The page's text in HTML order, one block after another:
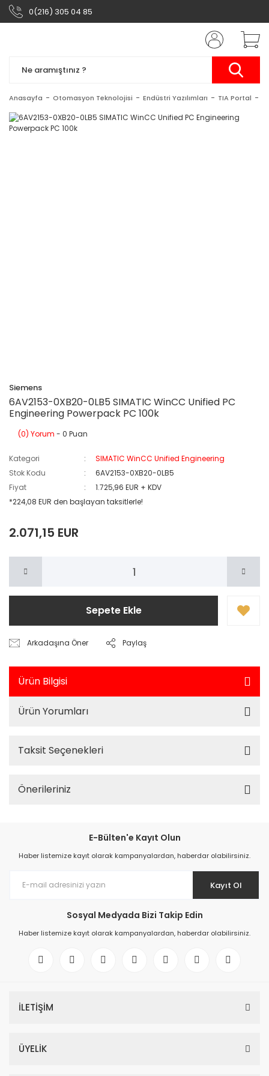
0(216) 305 04 85
Anasayfa Otomasyon Teknolojisi Endüstri Yazılımları TIA Portal
Siemens
6AV2153-0XB20-0LB5 SIMATIC WinCC Unified PC
Engineering Powerpack PC 100k
(0) Yorum - 0 Puan
Kategori
SIMATIC WinCC Unified Engineering
Stok Kodu
6AV2153-0XB20-0LB5
Fiyat
1.725,96 EUR + KDV
*224,08 EUR den başlayan taksitlerle!
2.071,15 EUR
Sepete Ekle
Arkadaşına Öner Paylaş
Ürün Bilgisi
Ürün Yorumları
Taksit Seçenekleri
Önerileriniz
E-Bülten'e Kayıt Olun
Haber listemize kayıt olarak kampanyalardan, haberdar olabilirsiniz.
Kayıt Ol
Sosyal Medyada Bizi Takip Edin
Haber listemize kayıt olarak kampanyalardan, haberdar olabilirsiniz.
İLETİŞİM
ÜYELİK